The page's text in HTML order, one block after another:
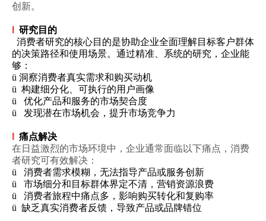
创新。
研究目的
消费者研究的核心目的是协助企业全面理解目标客户群体
的决策路径和使用场景。通过精准、系统的研究，企业能
够：
ü 洞察消费者真实需求和购买动机
ü 构建细分化、可执行的用户画像
ü
优化产品和服务的市场契合度
ü
发现潜在市场机会，提升市场竞争力
痛点解决
在日益激烈的市场环境中，企业通常面临以下痛点，消费
者研究可有效解决：
ü
消费者需求模糊，无法指导产品或服务创新
ü
市场细分和目标群体界定不清，营销资源浪费
ü
消费者旅程中痛点多，影响购买转化和复购率
ü 缺乏真实消费者反馈，导致产品或品牌错位